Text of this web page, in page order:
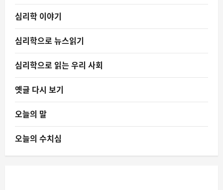
심리학 이야기
심리학으로 뉴스읽기
심리학으로 읽는 우리 사회
옛글 다시 보기
오늘의 말
오늘의 수치심